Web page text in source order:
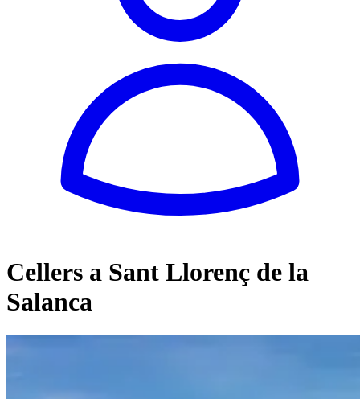
Cellers a Sant Llorenç de la
Salanca